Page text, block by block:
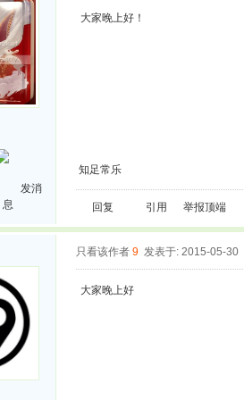
发消
息
大家晚上好！
知足常乐
回复 引用 举报顶端
只看该作者 9 发表于: 2015-05-30
大家晚上好